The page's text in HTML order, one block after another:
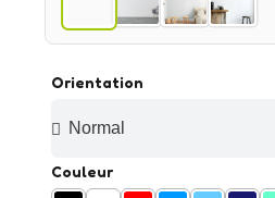
Orientation
Couleur